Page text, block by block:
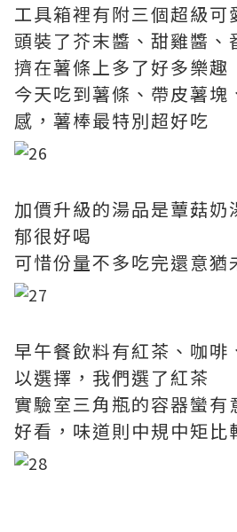
工具箱裡有附三個超級可
頭裝了芥末醬、甜雞醬、
擠在薯條上多了好多樂趣
今天吃到薯條、帶皮薯塊
感，薯棒最特別超好吃
加價升級的湯品是蕈菇奶
郁很好喝
可惜份量不多吃完還意
早午餐飲料有紅茶、咖啡
以選擇，我們選了紅茶
實驗室三角瓶的容器蠻有
好看，味道則中規中矩比